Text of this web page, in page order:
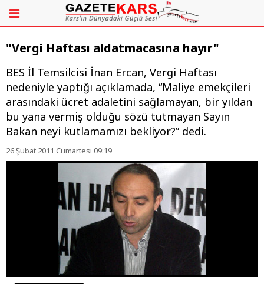
"Vergi Haftası aldatmacasına hayır"
BES İl Temsilcisi İnan Ercan, Vergi Haftası
nedeniyle yaptığı açıklamada, “Maliye emekçileri
arasındaki ücret adaletini sağlamayan, bir yıldan
bu yana vermiş olduğu sözü tutmayan Sayın
Bakan neyi kutlamamızı bekliyor?” dedi.
26 Şubat 2011 Cumartesi 09:19